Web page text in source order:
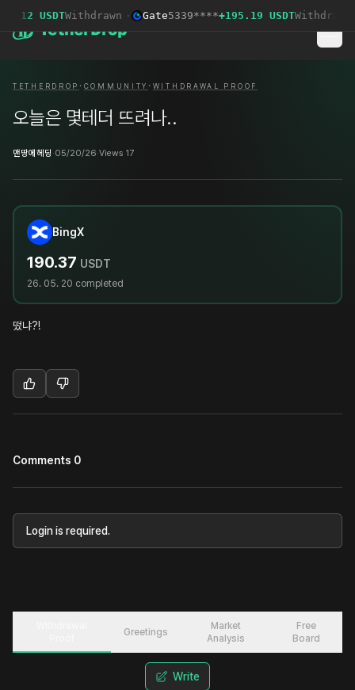
USDTWithdrawn · Gate5339****+195.19 USDTWithdrawn
TETHERDROP · COMMUNITY · WITHDRAWAL PROOF
오늘은 몇테더 뜨려나..
맨땅에헤딩 ·05/20/26·Views 17
BingX
190.37 USDT
26. 05. 20 completed
떴냐?!
Comments 0
Login is required.
Greetings
Market
Analysis
Free
Board
Write